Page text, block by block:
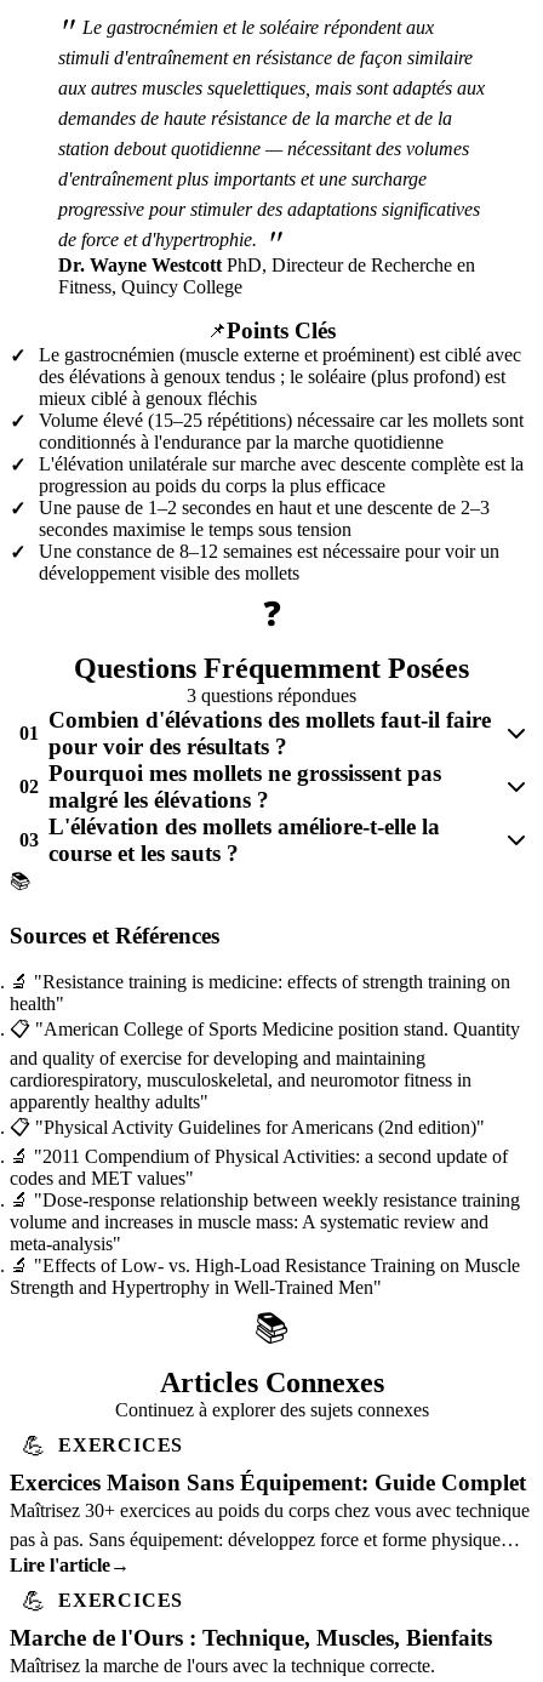
" Le gastrocnémien et le soléaire répondent aux
stimuli d'entraînement en résistance de façon similaire
aux autres muscles squelettiques, mais sont adaptés aux
demandes de haute résistance de la marche et de la
station debout quotidienne — nécessitant des volumes
d'entraînement plus importants et une surcharge
progressive pour stimuler des adaptations significatives
de force et d'hypertrophie.
"
Dr. Wayne Westcott PhD, Directeur de Recherche en
Fitness, Quincy College
📌Points Clés
✓
Le gastrocnémien (muscle externe et proéminent) est ciblé avec
des élévations à genoux tendus ; le soléaire (plus profond) est
mieux ciblé à genoux fléchis
✓
Volume élevé (15–25 répétitions) nécessaire car les mollets sont
conditionnés à l'endurance par la marche quotidienne
✓
L'élévation unilatérale sur marche avec descente complète est la
progression au poids du corps la plus efficace
✓
Une pause de 1–2 secondes en haut et une descente de 2–3
secondes maximise le temps sous tension
✓
Une constance de 8–12 semaines est nécessaire pour voir un
développement visible des mollets
❓
Questions Fréquemment Posées
3 questions répondues
01
Combien d'élévations des mollets faut-il faire
pour voir des résultats ?
02
Pourquoi mes mollets ne grossissent pas
malgré les élévations ?
03
L'élévation des mollets améliore-t-elle la
course et les sauts ?
📚
Sources et Références
🔬 "Resistance training is medicine: effects of strength training on
health"
📋 "American College of Sports Medicine position stand. Quantity
and quality of exercise for developing and maintaining
cardiorespiratory, musculoskeletal, and neuromotor fitness in
apparently healthy adults"
📋 "Physical Activity Guidelines for Americans (2nd edition)"
🔬 "2011 Compendium of Physical Activities: a second update of
codes and MET values"
🔬 "Dose-response relationship between weekly resistance training
volume and increases in muscle mass: A systematic review and
meta-analysis"
🔬 "Effects of Low- vs. High-Load Resistance Training on Muscle
Strength and Hypertrophy in Well-Trained Men"
📚
Articles Connexes
Continuez à explorer des sujets connexes
💪 EXERCICES
Exercices Maison Sans Équipement: Guide Complet
Maîtrisez 30+ exercices au poids du corps chez vous avec technique
pas à pas. Sans équipement: développez force et forme physique
avec une forme correcte.
Lire l'article→
💪 EXERCICES
Marche de l'Ours : Technique, Muscles, Bienfaits
Maîtrisez la marche de l'ours avec la technique correcte.